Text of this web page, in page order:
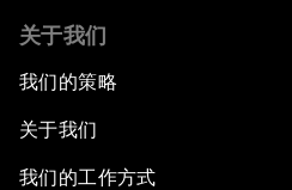
关于我们
我们的策略
关于我们
我们的工作方式